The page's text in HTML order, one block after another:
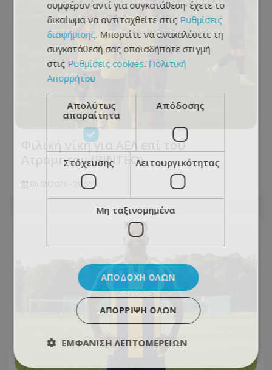
Φιλική νίκη για ΑΕΛ επί του
Ατρόμητου (BINTEO)
06.08.2026 - 20:55
συμφέρον αντί για συγκατάθεση· έχετε το
δικαίωμα να αντιταχθείτε στις Ρυθμίσεις
διαφήμισης. Μπορείτε να ανακαλέσετε τη
συγκατάθεσή σας οποιαδήποτε στιγμή
στις Ρυθμίσεις cookies. Πολιτική
Απορρήτου
Απολύτως
απαραίτητα
Απόδοσης
Στόχευσης Λειτουργικότητας
Μη ταξινομημένα
ΑΠΟΔΟΧΉ ΌΛΩΝ
ΑΠΌΡΡΙΨΗ ΌΛΩΝ
ΕΜΦΆΝΙΣΗ ΛΕΠΤΟΜΕΡΕΙΏΝ